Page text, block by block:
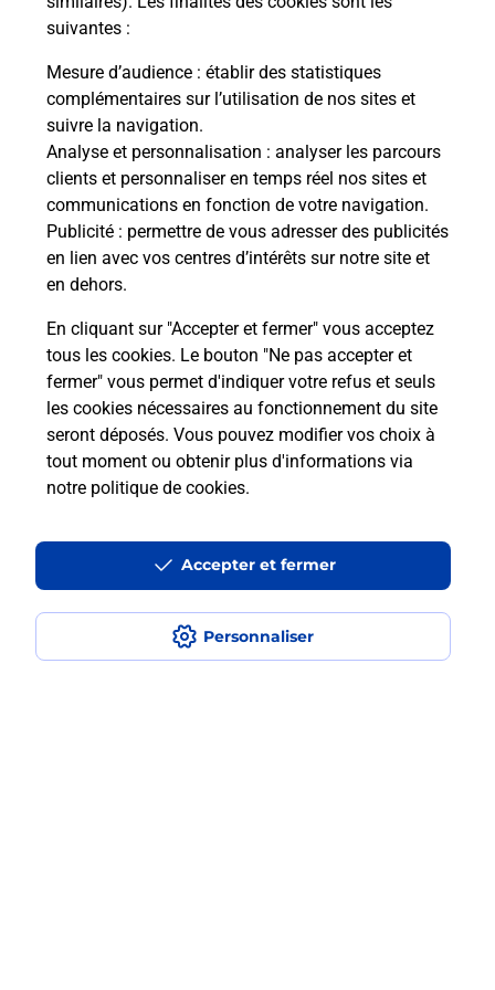
suivantes :
Mesure d’audience : établir des statistiques
complémentaires sur l’utilisation de nos sites et
suivre la navigation.
Analyse et personnalisation : analyser les parcours
clients et personnaliser en temps réel nos sites et
communications en fonction de votre navigation.
Publicité : permettre de vous adresser des publicités
en lien avec vos centres d’intérêts sur notre site et
en dehors.
En cliquant sur "Accepter et fermer" vous acceptez
tous les cookies. Le bouton "Ne pas accepter et
fermer" vous permet d'indiquer votre refus et seuls
les cookies nécessaires au fonctionnement du site
seront déposés. Vous pouvez modifier vos choix à
tout moment ou obtenir plus d'informations via
notre politique de cookies.
Personnaliser
Accepter et fermer
Envoyer un colis
Vous souhaitez envoyer un colis depuis : SAINT
PIERRE D IRUBE (64990) ? Découvrez toutes les
solutions proposées par La Poste.
En savoir plus
Questions fréquemment posées
La téléassistance classique avec
médaillon d’alarme qu’est ce que
Comment fonctionne la